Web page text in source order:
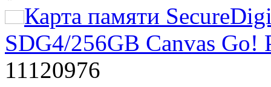
Карта памяти
SDG4/256GB Canvas Go!
11120976